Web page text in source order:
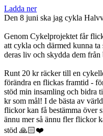
Ladda ner
Den 8 juni ska jag cykla
Genom Cykelprojektet får
att cykla och därmed kunna
deras liv och skydda dem från
Runt 20 kr räcker till en
förändra en flickas framtid -
stöd min insamling och bidra
kr som mål! I de bästa av
flickor kan få bestämma över
ännu mer så ännu fler flickor
stöd 🙏🏻❤️